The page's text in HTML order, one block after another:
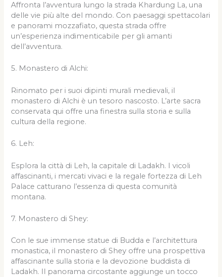
Affronta l’avventura lungo la strada Khardung La, una
delle vie più alte del mondo. Con paesaggi spettacolari
e panorami mozzafiato, questa strada offre
un’esperienza indimenticabile per gli amanti
dell’avventura.
5. Monastero di Alchi:
Rinomato per i suoi dipinti murali medievali, il
monastero di Alchi è un tesoro nascosto. L’arte sacra
conservata qui offre una finestra sulla storia e sulla
cultura della regione.
6. Leh:
Esplora la città di Leh, la capitale di Ladakh. I vicoli
affascinanti, i mercati vivaci e la regale fortezza di Leh
Palace catturano l’essenza di questa comunità
montana.
7. Monastero di Shey:
Con le sue immense statue di Budda e l’architettura
monastica, il monastero di Shey offre una prospettiva
affascinante sulla storia e la devozione buddista di
Ladakh. Il panorama circostante aggiunge un tocco